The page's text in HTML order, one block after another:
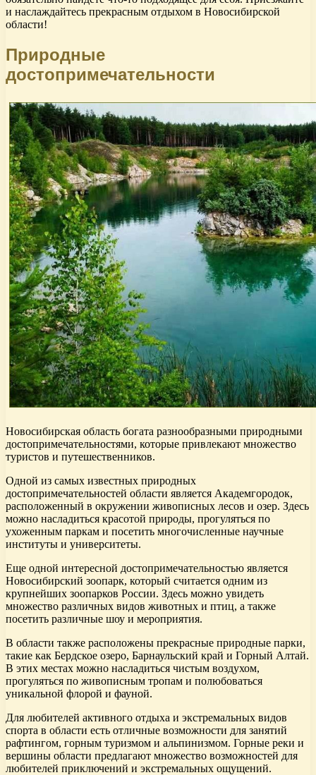
и наслаждайтесь прекрасным отдыхом в Новосибирской
области!
Природные
достопримечательности
Новосибирская область богата разнообразными природными
достопримечательностями, которые привлекают множество
туристов и путешественников.
Одной из самых известных природных
достопримечательностей области является Академгородок,
расположенный в окружении живописных лесов и озер. Здесь
можно насладиться красотой природы, прогуляться по
ухоженным паркам и посетить многочисленные научные
институты и университеты.
Еще одной интересной достопримечательностью является
Новосибирский зоопарк, который считается одним из
крупнейших зоопарков России. Здесь можно увидеть
множество различных видов животных и птиц, а также
посетить различные шоу и мероприятия.
В области также расположены прекрасные природные парки,
такие как Бердское озеро, Барнаульский край и Горный Алтай.
В этих местах можно насладиться чистым воздухом,
прогуляться по живописным тропам и полюбоваться
уникальной флорой и фауной.
Для любителей активного отдыха и экстремальных видов
спорта в области есть отличные возможности для занятий
рафтингом, горным туризмом и альпинизмом. Горные реки и
вершины области предлагают множество возможностей для
любителей приключений и экстремальных ощущений.